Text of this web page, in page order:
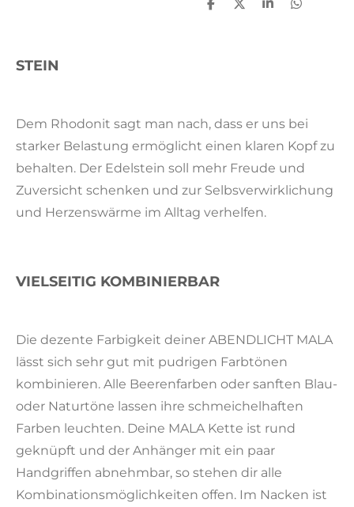
T
T
T
T
STEIN
Dem Rhodonit sagt man nach, dass er uns bei
starker Belastung ermöglicht einen klaren Kopf zu
behalten. Der Edelstein soll mehr Freude und
Zuversicht schenken und zur Selbsverwirklichung
und Herzenswärme im Alltag verhelfen.
VIELSEITIG KOMBINIERBAR
Die dezente Farbigkeit deiner ABENDLICHT MALA
lässt sich sehr gut mit pudrigen Farbtönen
kombinieren. Alle Beerenfarben oder sanften Blau-
oder Naturtöne lassen ihre schmeichelhaften
Farben leuchten. Deine MALA Kette ist rund
geknüpft und der Anhänger mit ein paar
Handgriffen abnehmbar, so stehen dir alle
Kombinationsmöglichkeiten offen. Im Nacken ist